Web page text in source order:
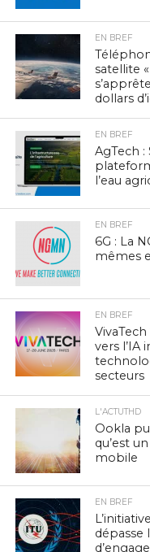
EN BREF
satellite
dollars
EN BREF
AgTech :
l’eau
EN BREF
6G : La
mêmes
EN BREF
vers l’IA
secteurs
L'ACTUTHD
Ookla
qu’est
mobile
EN BREF
dépasse